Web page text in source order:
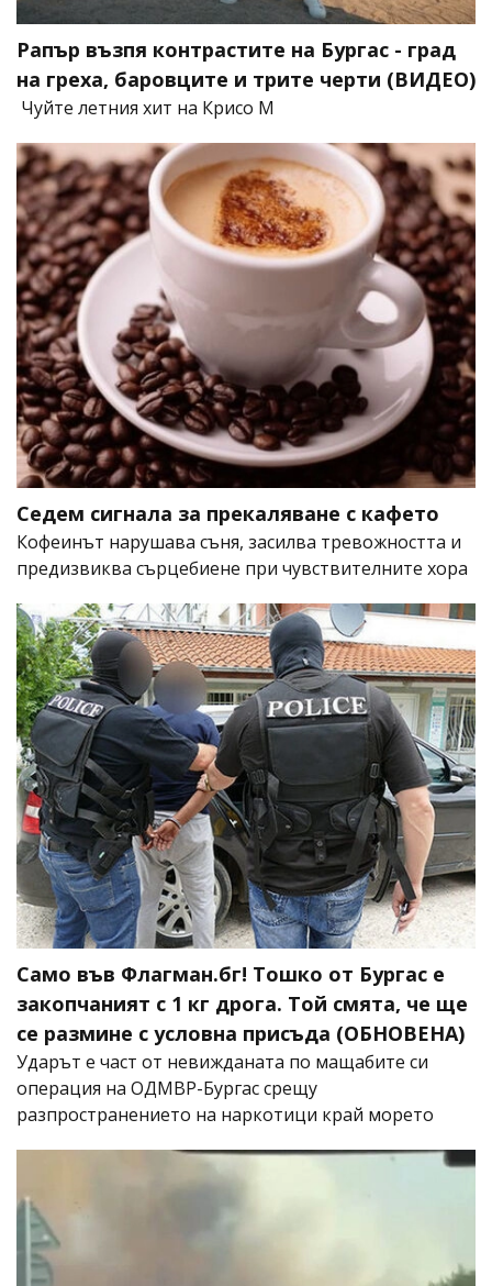
Рапър възпя контрастите на Бургас - град
на греха, баровците и трите черти (ВИДЕО)
Чуйте летния хит на Крисо М
Седем сигнала за прекаляване с кафето
Кофеинът нарушава съня, засилва тревожността и
предизвиква сърцебиене при чувствителните хора
Само във Флагман.бг! Тошко от Бургас е
закопчаният с 1 кг дрога. Той смята, че ще
се размине с условна присъда (ОБНОВЕНА)
Ударът е част от невижданата по мащабите си
операция на ОДМВР-Бургас срещу
разпространението на наркотици край морето